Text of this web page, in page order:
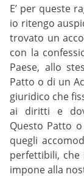
E’ per queste
io ritengo
trovato un
con la
Paese, allo
Patto o di un
giuridico che
ai diritti e
Questo Patto
quegli
perfettibili,
impone alla